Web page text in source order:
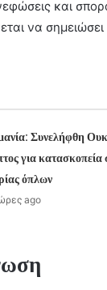
και
να
Συνελήφθη
για κατασκοπεία
όπλων
ago